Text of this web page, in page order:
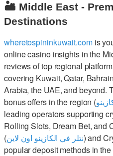
🏜️ Middle East -
Destinations
wheretospininkuwait.comis
online casino insights in the
reviews of top regional
covering Kuwait, Qatar,
Arabia, the UAE, and beyond.
bonus offers in the region (
leading operators supporting
Rolling Slots, Dream Bet, and
(نتلر في الكازينو اون لاين) and
popular deposit methods in the